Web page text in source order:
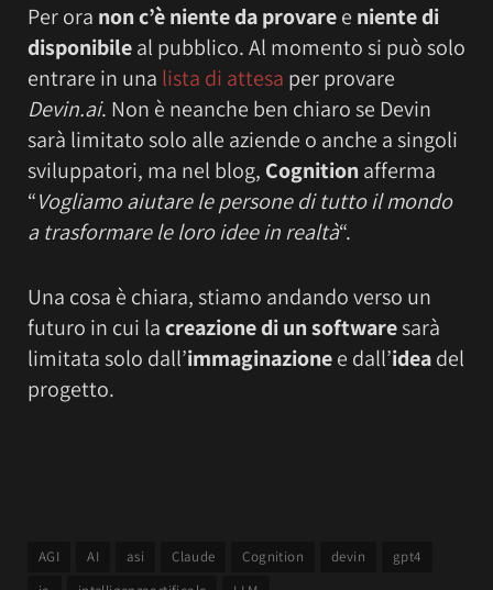
Per ora non c’è niente da provaree niente di
disponibileal pubblico. Al momento si può solo
entrare in una lista di attesa per provare
Devin.ai. Non è neanche ben chiaro se Devin
sarà limitato solo alle aziende o anche a singoli
sviluppatori, ma nel blog, Cognitionafferma
“Vogliamo aiutare le persone di tutto il mondo
a trasformare le loro idee in realtà“.
Una cosa è chiara, stiamo andando verso un
futuro in cui lacreazione di un softwaresarà
limitata solo dall’immaginazionee dall’ideadel
progetto.
AGI AI asi Claude Cognition devin
gpt4